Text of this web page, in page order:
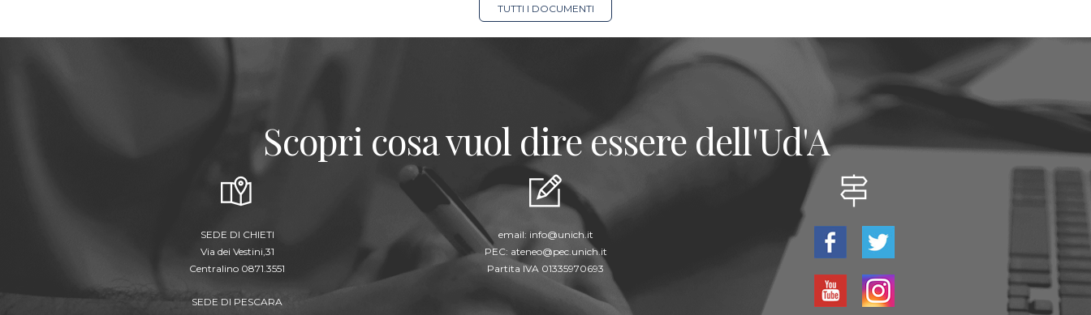
TUTTI I DOCUMENTI
Scopri cosa vuol dire essere dell'Ud'A
SEDE DI CHIETI
Via dei Vestini,31
Centralino 0871.3551
SEDE DI PESCARA
email: info@unich.it
PEC: ateneo@pec.unich.it
Partita IVA 01335970693